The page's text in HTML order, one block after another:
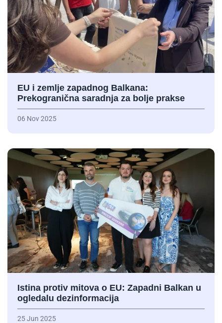
EU i zemlje zapadnog Balkana:
Prekogranična saradnja za bolje prakse
06 Nov 2025
Istina protiv mitova o EU: Zapadni Balkan u
ogledalu dezinformacija
25 Jun 2025